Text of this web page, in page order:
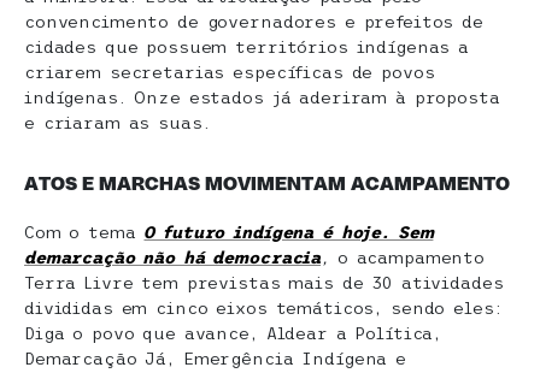
convencimento de governadores e prefeitos de
cidades que possuem territórios indígenas a
criarem secretarias específicas de povos
indígenas. Onze estados já aderiram à proposta
e criaram as suas.
ATOS E MARCHAS MOVIMENTAM ACAMPAMENTO
Com o tema O futuro indígena é hoje. Sem
demarcação não há democracia, o acampamento
Terra Livre tem previstas mais de 30 atividades
divididas em cinco eixos temáticos, sendo eles:
Diga o povo que avance, Aldear a Política,
Demarcação Já, Emergência Indígena e